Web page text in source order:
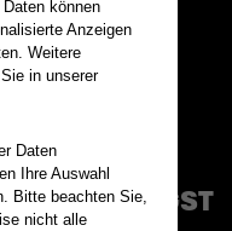
ÜBERZEUGST
können
Anzeigen
Weitere
in unserer
Daten
Ihre Auswahl
Bitte beachten Sie,
nicht alle